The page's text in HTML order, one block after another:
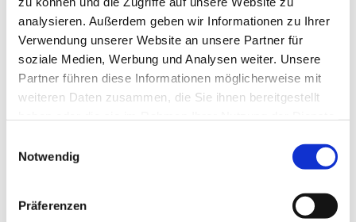
analysieren. Außerdem geben wir Informationen zu Ihrer
Verwendung unserer Website an unsere Partner für
soziale Medien, Werbung und Analysen weiter. Unsere
Partner führen diese Informationen möglicherweise mit
weiteren Daten zusammen, die Sie ihnen bereitgestellt
Notwendig
Präferenzen
Eltern
beirat
vertrit
t die
Intere
ssen
der
schaf
gege
durch den
amtierenden
Elternbeirat,
dem Träger
und dem
Leitungsteam
die Bereitschaft